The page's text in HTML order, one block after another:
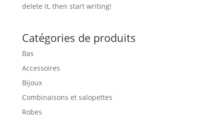
delete it, then start writing!
Catégories de produits
Bas
Accessoires
Bijoux
Combinaisons et salopettes
Robes